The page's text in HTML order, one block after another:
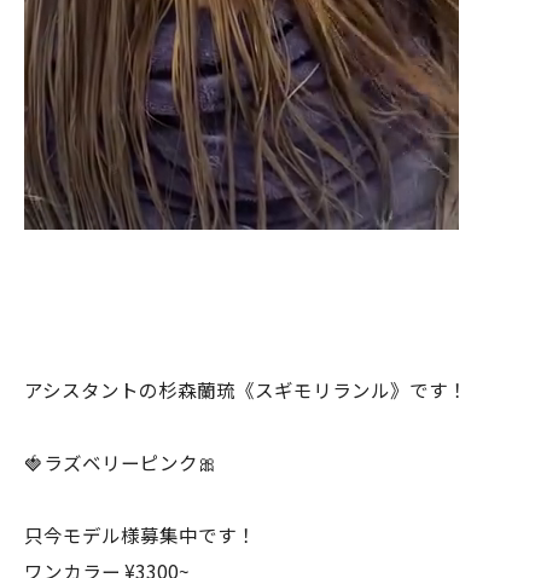
アシスタントの杉森蘭琉《スギモリランル》です！
🍓ラズベリーピンク🎀
只今モデル様募集中です！
ワンカラー ¥3300~